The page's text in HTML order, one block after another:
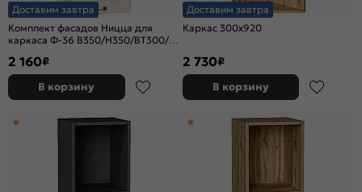
Доставим завтра
Комплект фасадов Ницца для
каркаса Ф-36 В350/Н350/ВТ300/
2 160₽
В корзину
Доставим завтра
Каркас 300x920
2 730₽
В корзину